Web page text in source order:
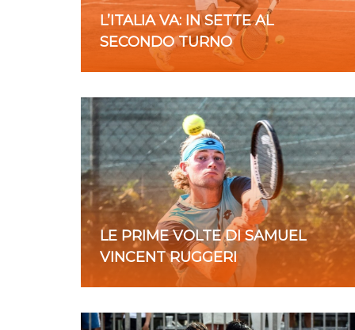
L’ITALIA VA: IN SETTE AL
SECONDO TURNO
LE PRIME VOLTE DI SAMUEL
VINCENT RUGGERI